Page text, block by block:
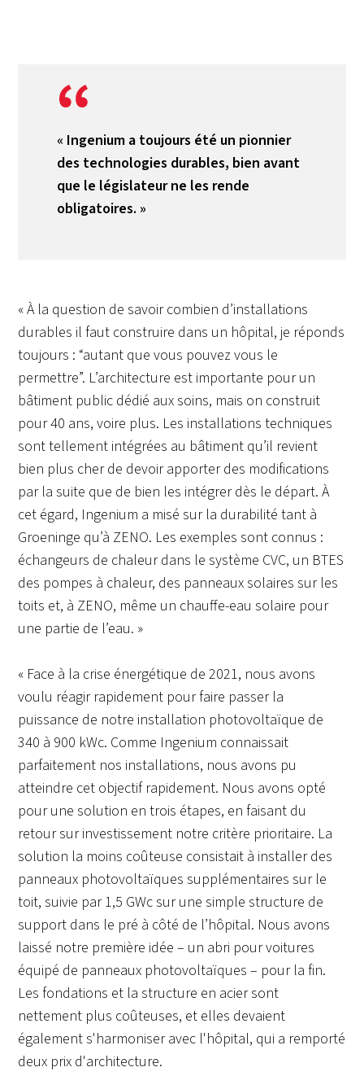
« Ingenium a toujours été un pionnier
des technologies durables, bien avant
que le législateur ne les rende
obligatoires. »
« À la question de savoir combien d’installations
durables il faut construire dans un hôpital, je réponds
toujours : “autant que vous pouvez vous le
permettre”. L’architecture est importante pour un
bâtiment public dédié aux soins, mais on construit
pour 40 ans, voire plus. Les installations techniques
sont tellement intégrées au bâtiment qu’il revient
bien plus cher de devoir apporter des modifications
par la suite que de bien les intégrer dès le départ. À
cet égard, Ingenium a misé sur la durabilité tant à
Groeninge qu’à ZENO. Les exemples sont connus :
échangeurs de chaleur dans le système CVC, un BTES
des pompes à chaleur, des panneaux solaires sur les
toits et, à ZENO, même un chauffe-eau solaire pour
une partie de l’eau. »
« Face à la crise énergétique de 2021, nous avons
voulu réagir rapidement pour faire passer la
puissance de notre installation photovoltaïque de
340 à 900 kWc. Comme Ingenium connaissait
parfaitement nos installations, nous avons pu
atteindre cet objectif rapidement. Nous avons opté
pour une solution en trois étapes, en faisant du
retour sur investissement notre critère prioritaire. La
solution la moins coûteuse consistait à installer des
panneaux photovoltaïques supplémentaires sur le
toit, suivie par 1,5 GWc sur une simple structure de
support dans le pré à côté de l’hôpital. Nous avons
laissé notre première idée – un abri pour voitures
équipé de panneaux photovoltaïques – pour la fin.
Les fondations et la structure en acier sont
nettement plus coûteuses, et elles devaient
également s'harmoniser avec l'hôpital, qui a remporté
deux prix d'architecture.